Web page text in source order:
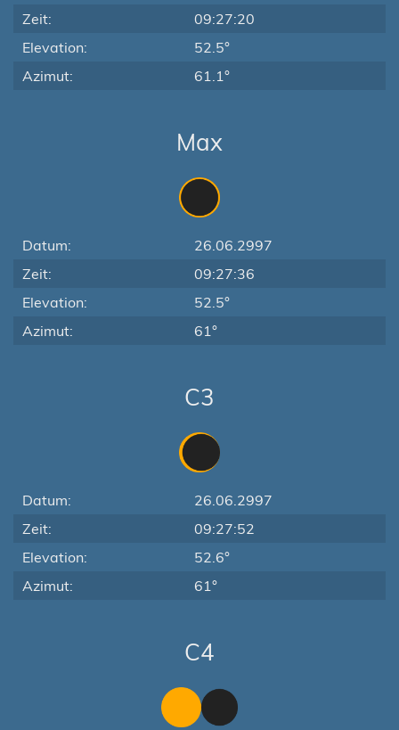
Zeit:
09:27:20
Elevation:
52.5°
Azimut:
61.1°
Max
Datum:
26.06.2997
Zeit:
09:27:36
Elevation:
52.5°
Azimut:
61°
C3
Datum:
26.06.2997
Zeit:
09:27:52
Elevation:
52.6°
Azimut:
61°
C4